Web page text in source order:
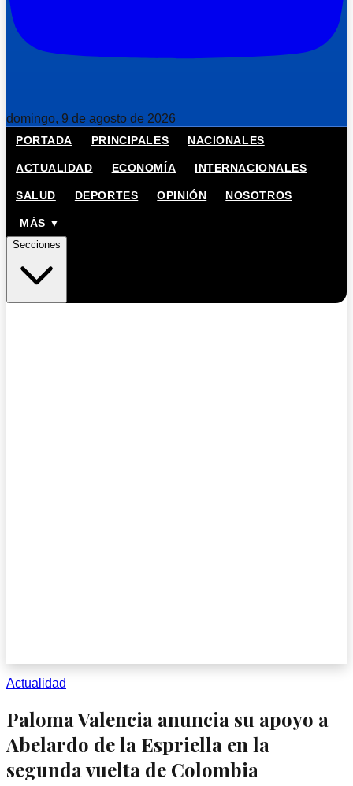
domingo, 9 de agosto de 2026
PORTADA PRINCIPALES NACIONALES
ACTUALIDAD ECONOMÍA INTERNACIONALES
SALUD DEPORTES OPINIÓN NOSOTROS
MÁS ▼
Secciones
Actualidad
Paloma Valencia anuncia su apoyo a
Abelardo de la Espriella en la
segunda vuelta de Colombia